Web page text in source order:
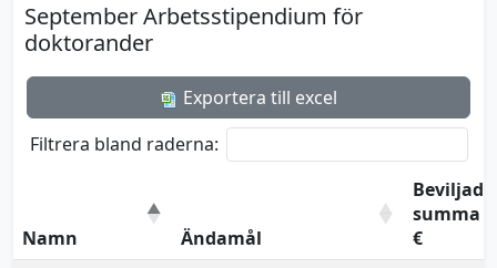
September Arbetsstipendium för
doktorander
Exportera till excel
Filtrera bland raderna:
Namn Ändamål
Beviljad
summa
€